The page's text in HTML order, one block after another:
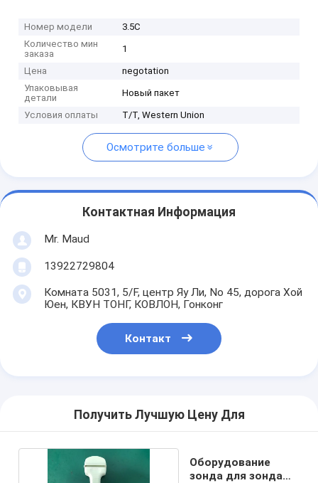
Номер модели
3.5С
Количество мин
заказа
1
Цена
negotation
Упаковывая
детали
Новый пакет
Условия оплаты T/T, Western Union
Осмотрите больше
Контактная Информация
Mr. Maud
13922729804
Комната 5031, 5/F, центр Яу Ли, No 45, дорога Хой
Юен, КВУН ТОНГ, КОВЛОН, Гонконг
Контакт
Получить Лучшую Цену Для
Оборудование
зонда для зонда